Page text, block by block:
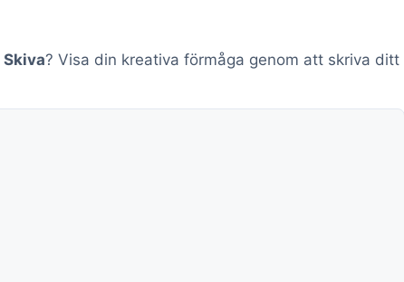
Skiva? Visa din kreativa förmåga genom att skriva ditt